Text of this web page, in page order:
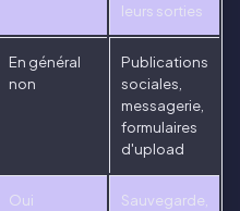
leurs sorties
En général
non
Publications
sociales,
messagerie,
formulaires
d'upload
Oui
Sauvegarde,